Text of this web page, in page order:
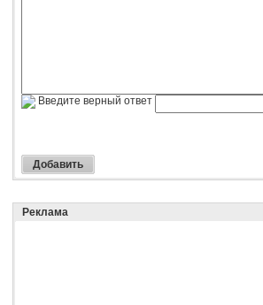
Введите верный ответ
Реклама